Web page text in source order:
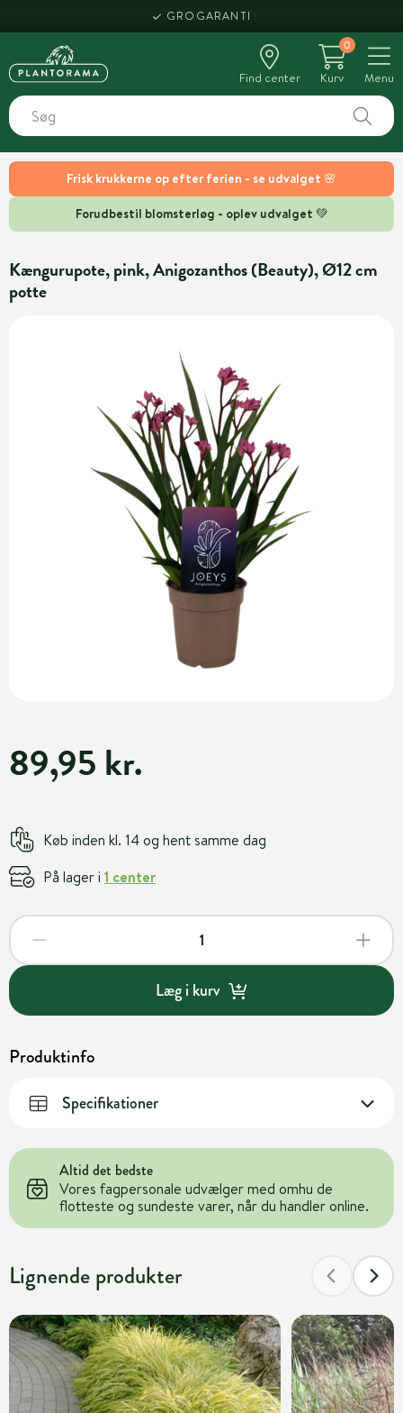
Frisk krukkerne op efter ferien - se udvalget 🌸
Forudbestil blomsterløg - oplev udvalget 💚
GROGARANTI
Find center
0
Kurv
Menu
Kængurupote, pink, Anigozanthos (Beauty), Ø12 cm
potte
89,95 kr.
Køb inden kl. 14 og hent samme dag
På lager i 1 center
Læg i kurv
Produktinfo
Specifikationer
Altid det bedste
Vores fagpersonale udvælger med omhu de
flotteste og sundeste varer, når du handler online.
Lignende produkter